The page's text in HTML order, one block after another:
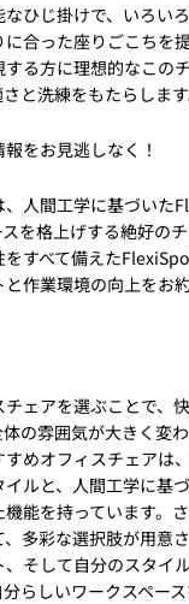
ひじ掛けで、いろい
合った座りごこちを
る方に理想的なこの
と洗練をもたらします
をお見逃しなく！
人間工学に基づいた
を格上げする絶好の
すべて備えた
作業環境の向上をお約
ェアを選ぶことで、
の雰囲気が大きく変
めオフィスチェアは
ルと、人間工学に基
能を持っています。
多彩な選択肢が用意
そして自分のスタイ
らしいワークスペース